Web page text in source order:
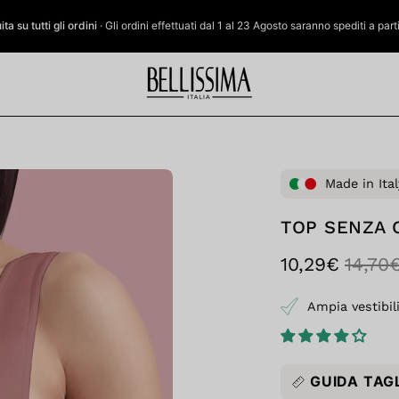
su tutti gli ordini · Gli ordini effettuati dal 1 al 23 Agosto saranno spediti a
Apri
Made in
TOP SENZA
10,29€
Ampia
GUIDA